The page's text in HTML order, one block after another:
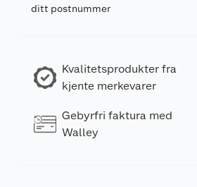
ditt postnummer
Kvalitetsprodukter fra
kjente merkevarer
Gebyrfri faktura med
Walley